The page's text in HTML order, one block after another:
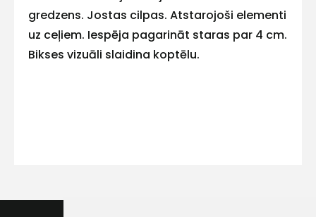
gredzens. Jostas cilpas. Atstarojoši elementi
uz ceļiem. Iespēja pagarināt staras par 4 cm.
Bikses vizuāli slaidina koptēlu.
Ziņojums